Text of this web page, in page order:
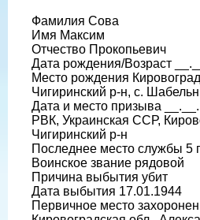
Фамилия Сова
Имя Максим
Отчество Прокопьевич
Дата рождения/Возраст
Место рождения
Чигиринский р-н, с.
Дата и место призыва
РВК, Украинская ССР,
Чигиринский р-н
Последнее место службы 5
Воинское звание рядовой
Причина выбытия убит
Дата выбытия 17.01.1944
Первичное место